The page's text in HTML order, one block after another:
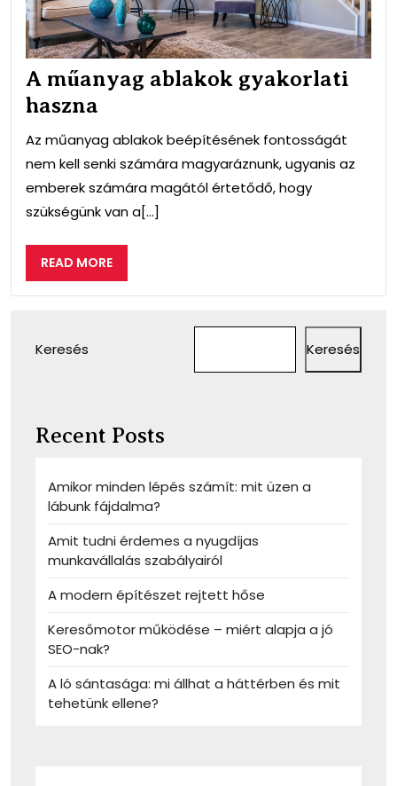
A műanyag ablakok gyakorlati
haszna
Az műanyag ablakok beépítésének fontosságát
nem kell senki számára magyaráznunk, ugyanis az
emberek számára magától értetődő, hogy
szükségünk van a[...]
READ MOREREAD
MORE
Keresés Keresés
Recent Posts
Amikor minden lépés számít: mit üzen a
lábunk fájdalma?
Amit tudni érdemes a nyugdíjas
munkavállalás szabályairól
A modern építészet rejtett hőse
Keresőmotor működése – miért alapja a jó
SEO-nak?
A ló sántasága: mi állhat a háttérben és mit
tehetünk ellene?